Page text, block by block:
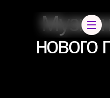
нового